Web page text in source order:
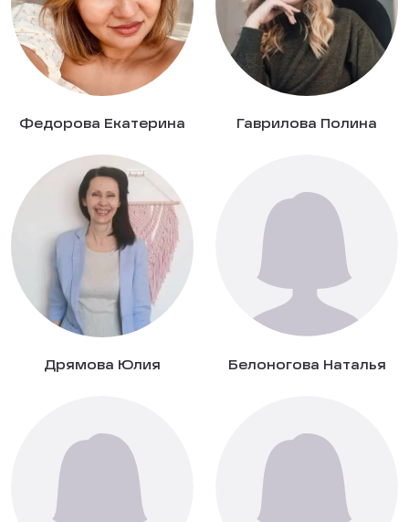
Федорова Екатерина Гаврилова Полина
Дрямова Юлия Белоногова Наталья